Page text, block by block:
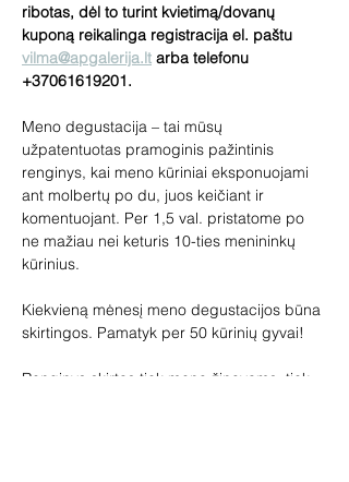
ribotas, dėl to turint kvietimą/dovanų
kuponą reikalinga registracija el. paštu
vilma@apgalerija.lt arba telefonu
+37061619201.
Meno degustacija – tai mūsų
užpatentuotas pramoginis pažintinis
renginys, kai meno kūriniai eksponuojami
ant molbertų po du, juos keičiant ir
komentuojant. Per 1,5 val. pristatome po
ne mažiau nei keturis 10-ties menininkų
kūrinius.
Kiekvieną mėnesį meno degustacijos būna
skirtingos. Pamatyk per 50 kūrinių gyvai!
Renginys skirtas tiek meno žinovams, tiek